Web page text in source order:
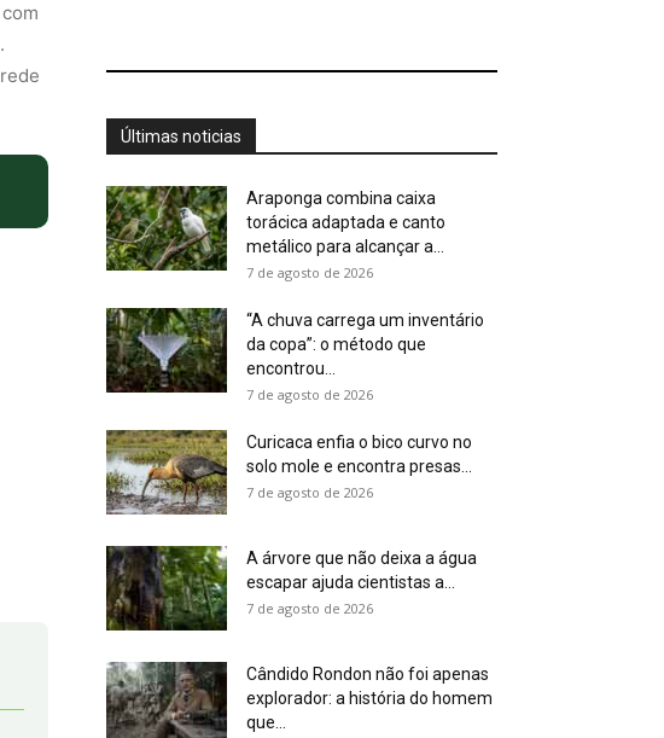
Últimas noticias
Araponga combina caixa
torácica adaptada e canto
metálico para alcançar a...
7 de agosto de 2026
“A chuva carrega um inventário
da copa”: o método que
encontrou...
7 de agosto de 2026
Curicaca enfia o bico curvo no
solo mole e encontra presas...
7 de agosto de 2026
A árvore que não deixa a água
escapar ajuda cientistas a...
7 de agosto de 2026
Cândido Rondon não foi apenas
explorador: a história do homem
que...